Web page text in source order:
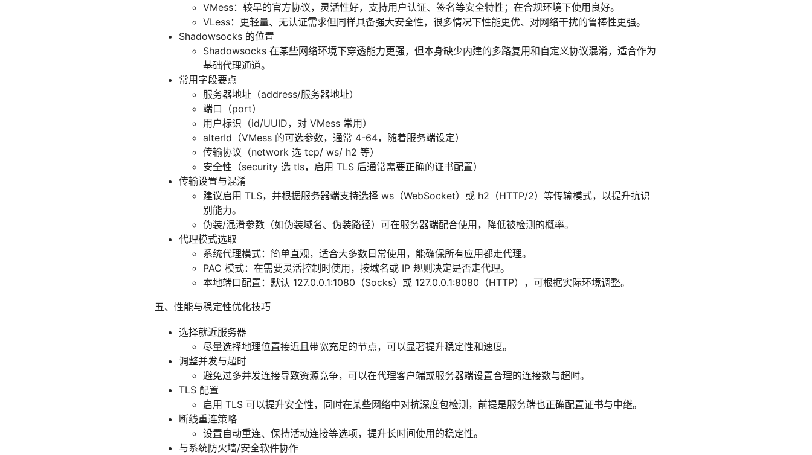
VMess：较早的官方协议，灵活性好，支持用户认证、签名等安全特性；在合规环境下使用良好。
VLess：更轻量、无认证需求但同样具备强大安全性，很多情况下性能更优、对网络干扰的鲁棒性更强。
Shadowsocks 的位置
Shadowsocks 在某些网络环境下穿透能力更强，但本身缺少内建的多路复用和自定义协议混淆，适合作为
基础代理通道。
常用字段要点
服务器地址（address/服务器地址）
端口（port）
用户标识（id/UUID，对 VMess 常用）
alterId（VMess 的可选参数，通常 4-64，随着服务端设定）
传输协议（network 选 tcp/ ws/ h2 等）
安全性（security 选 tls，启用 TLS 后通常需要正确的证书配置）
传输设置与混淆
建议启用 TLS，并根据服务器端支持选择 ws（WebSocket）或 h2（HTTP/2）等传输模式，以提升抗识
别能力。
伪装/混淆参数（如伪装域名、伪装路径）可在服务器端配合使用，降低被检测的概率。
代理模式选取
系统代理模式：简单直观，适合大多数日常使用，能确保所有应用都走代理。
PAC 模式：在需要灵活控制时使用，按域名或 IP 规则决定是否走代理。
本地端口配置：默认 127.0.0.1:1080（Socks）或 127.0.0.1:8080（HTTP），可根据实际环境调整。
五、性能与稳定性优化技巧
选择就近服务器
尽量选择地理位置接近且带宽充足的节点，可以显著提升稳定性和速度。
调整并发与超时
避免过多并发连接导致资源竞争，可以在代理客户端或服务器端设置合理的连接数与超时。
TLS 配置
启用 TLS 可以提升安全性，同时在某些网络中对抗深度包检测，前提是服务端也正确配置证书与中继。
断线重连策略
设置自动重连、保持活动连接等选项，提升长时间使用的稳定性。
与系统防火墙/安全软件协作